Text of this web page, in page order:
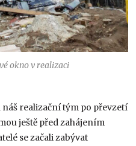
okno v realizaci
realizační tým po převzetí
ještě před zahájením
se začali zabývat